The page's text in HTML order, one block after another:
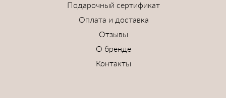
Подарочный сертификат
Оплата и доставка
Отзывы
О бренде
Контакты